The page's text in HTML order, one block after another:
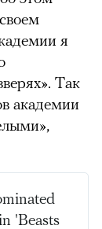
я
Так
академии
'Beasts